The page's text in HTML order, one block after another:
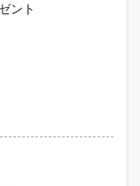
ント